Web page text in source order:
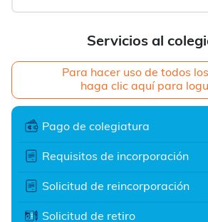
Servicios al
Para hacer uso de todos
haga clic aquí para
Pago de colegiatura
Requisitos de incorporación
Solicitud de reincorporación
Solicitud de retiro